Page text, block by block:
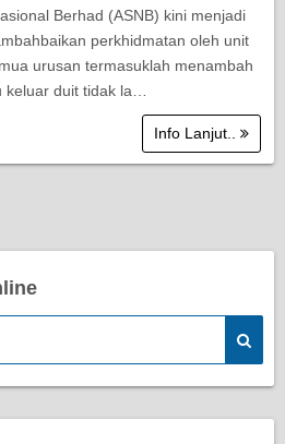
Berhad (ASNB) kini menjadi
perkhidmatan oleh unit
urusan termasuklah menambah
duit tidak la…
Info Lanjut..